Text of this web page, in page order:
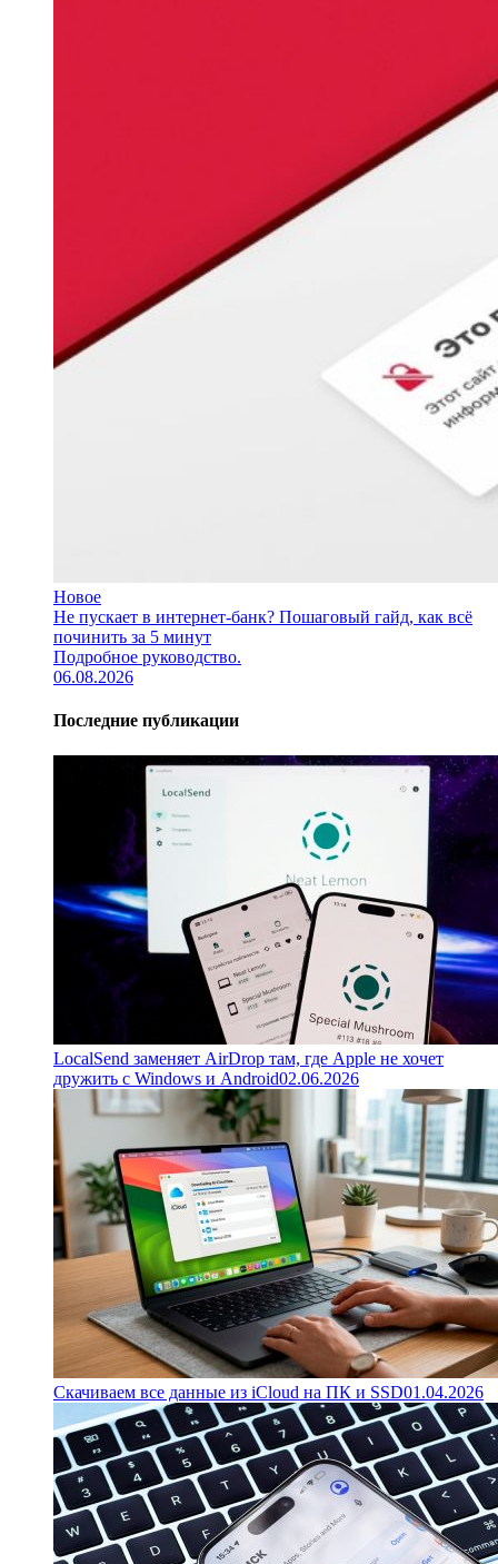
Новое
Не пускает в интернет-банк? Пошаговый гайд, как всё
починить за 5 минут
Подробное руководство.
06.08.2026
Последние публикации
LocalSend заменяет AirDrop там, где Apple не хочет
дружить с Windows и Android02.06.2026
Скачиваем все данные из iCloud на ПК и SSD01.04.2026